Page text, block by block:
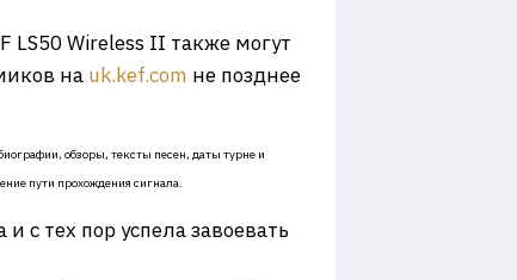
Wireless II также могут
на uk.kef.com не позднее
обзоры, тексты песен, даты турне и
пути прохождения сигнала.
с тех пор успела завоевать